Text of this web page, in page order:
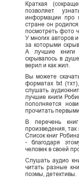
Краткая
позволяет
информации про
стране он
посмотреть фото
У многих авторов
за которыми
А лучшие книги
скрывалось в
верил и как жил.
Вы можете
форматах txt
слушать
лучшие книги
пополняется
прочитать
В перечень
произведения,
Список книг
- благодаря
человек в своей
Слушать аудио
читать разные
поэмы, детективы.